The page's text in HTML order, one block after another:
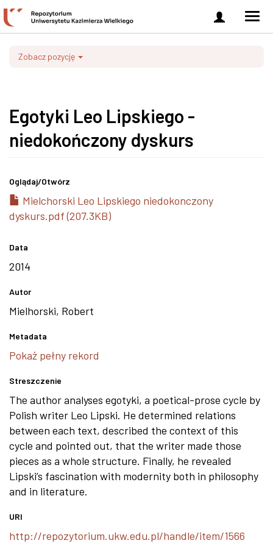
Zaloguj
się
Zobacz pozycję
Egotyki Leo Lipskiego -
niedokończony dyskurs
Oglądaj/Otwórz
Mielchorski Leo Lipskiego niedokonczony
dyskurs.pdf (207.3KB)
Data
2014
Autor
Mielhorski, Robert
Metadata
Pokaż pełny rekord
Streszczenie
The author analyses egotyki, a poetical-prose cycle by
Polish writer Leo Lipski. He determined relations
between each text, described the context of this
cycle and pointed out, that the writer made those
pieces as a whole structure. Finally, he revealed
Lipski’s fascination with modernity both in philosophy
and in literature.
URI
http://repozytorium.ukw.edu.pl/handle/item/1566